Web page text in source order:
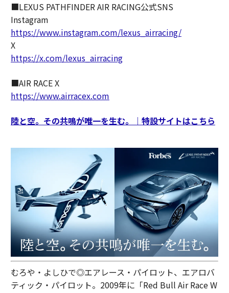
■LEXUS PATHFINDER AIR RACING公式SNS
Instagram
https://www.instagram.com/lexus_airracing/
X
https://x.com/lexus_airracing
■AIR RACE X
https://www.airracex.com
陸と空。その共鳴が唯一を生む。｜特設サイトはこちら
むろや・よしひで◎エアレース・パイロット、エアロバ
ティック・パイロット。2009年に「Red Bull Air Race W